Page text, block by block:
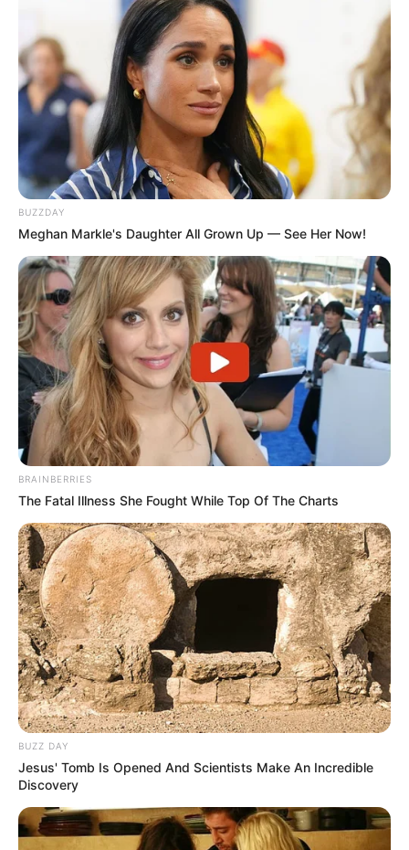
BUZZDAY
Meghan Markle's Daughter All Grown Up — See Her Now!
BRAINBERRIES
The Fatal Illness She Fought While Top Of The Charts
BUZZ DAY
Jesus' Tomb Is Opened And Scientists Make An Incredible
Discovery